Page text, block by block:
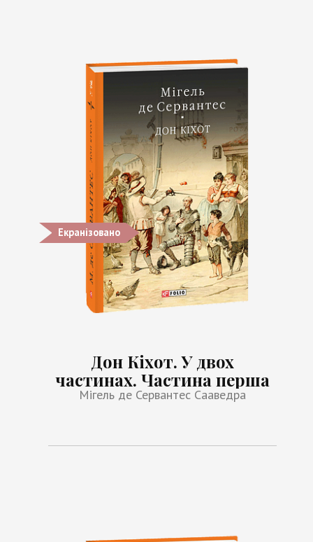
Екранізовано
Дон Кіхот. У двох
частинах. Частина перша
Мігель де Сервантес Сааведра